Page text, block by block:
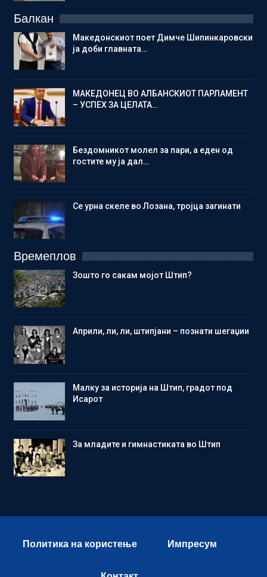
Балкан
Македонскиот поет Димче Шипинкаровски
ја доби главната…
МАКЕДОНЕЦ ВО АЛБАНСКИОТ ПАРЛАМЕНТ
– УСПЕХ ЗА ЦЕЛАТА…
Бездомникот молел за пари, а еден од
гостите му ја дал…
Се урна скеле во Лозана, тројца загинати
Времеплов
Зошто го сакам мојот Штип?
Aприли, ли, ли, штипјани – познати шегаџии
Малку за историја на Штип, градот под
Исарот
Зa младите и гимнастиката во Штип
Политика на користење Импресум